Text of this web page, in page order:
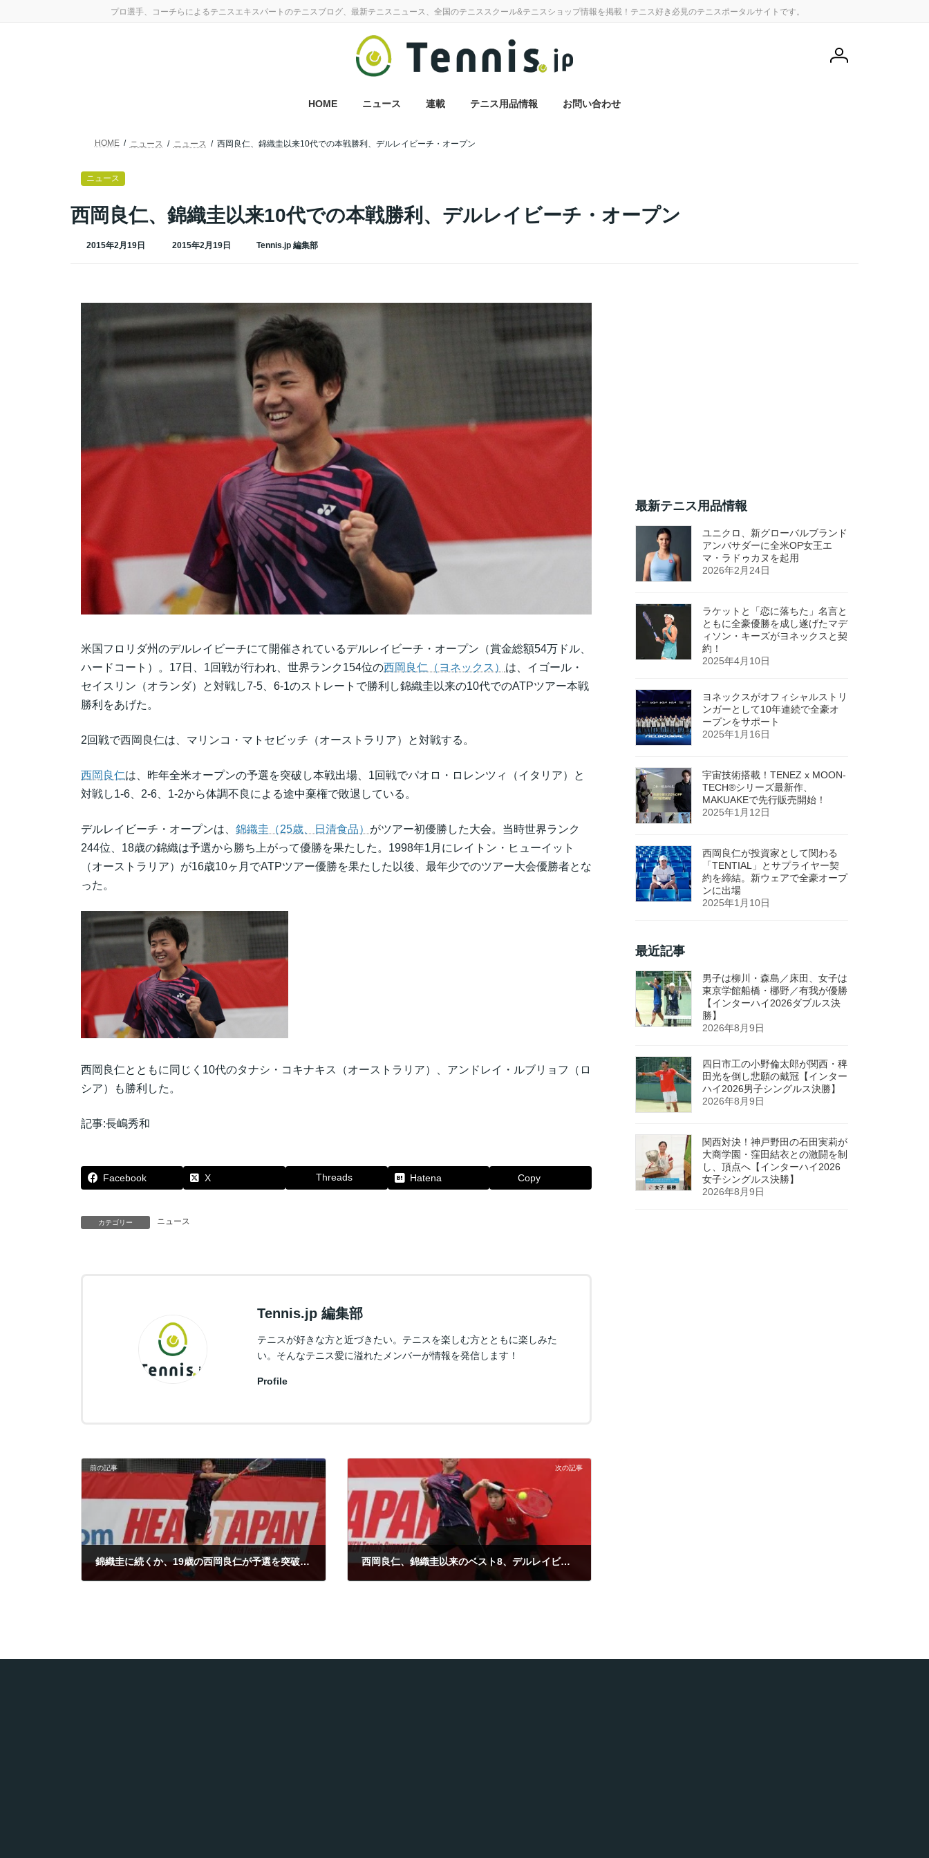
プロ選手、コーチらによるテニスエキスパートのテニスブログ、最新テニスニュース、全国のテニススクール&テニスショップ情報を掲載！テニス好き必見のテニスポータルサイトです。
会
HOME ニュース 連載 テニス用品情報 お問い合わせ
ニュース
西岡良仁、錦織圭以来10代での本戦勝利、デルレイビーチ・オープン
2015年2月19日
最
2015年2月19日 Tennis.jp 編集部
HOME ニュース ニュース 西岡良仁、錦織圭以来10代での本戦勝利、デルレイビーチ・オープン
米国フロリダ州のデルレイビーチにて開催されているデルレイビーチ・オープン（賞金総額54万ドル、
ハードコート）。17日、1回戦が行われ、世界ランク154位の西岡良仁（ヨネックス） は、イゴール・
セイスリン（オランダ）と対戦し7-5、6-1のストレートで勝利し錦織圭以来の10代でのATPツアー本戦
勝利をあげた。
2回戦で西岡良仁は、マリンコ・マトセビッチ（オーストラリア）と対戦する。
西岡良仁は、昨年全米オープンの予選を突破し本戦出場、1回戦でパオロ・ロレンツィ（イタリア）と
対戦し1-6、2-6、1-2から体調不良による途中棄権で敗退している。
デルレイビーチ・オープンは、 錦織圭（25歳、日清食品） がツアー初優勝した大会。当時世界ランク
244位、18歳の錦織は予選から勝ち上がって優勝を果たした。1998年1月にレイトン・ヒューイット
（オーストラリア）が16歳10ヶ月でATPツアー優勝を果たした以後、最年少でのツアー大会優勝者とな
った。
西岡良仁とともに同じく10代のタナシ・コキナキス（オーストラリア）、アンドレイ・ルブリョフ（ロ
シア）も勝利した。
記事:長嶋秀和
Facebook X Threads Hatena Copy
カテゴリー ニュース
Tennis.jp 編集部
テニスが好きな方と近づきたい。テニスを楽しむ方とともに楽しみた
い。そんなテニス愛に溢れたメンバーが情報を発信します！
Profile
前の記事
錦織圭に続くか、19歳の西岡良仁が予選を突破し本戦出場、デルレイビーチ・オープン
次の記事
西岡良仁、錦織圭以来のベスト8、デルレイビーチ・オープン
最新テニス用品情報
ユニクロ、新グローバルブランド
アンバサダーに全米OP女王エ
マ・ラドゥカヌを起用
2026年2月24日
ラケットと「恋に落ちた」名言と
ともに全豪優勝を成し遂げたマデ
ィソン・キーズがヨネックスと契
約！
2025年4月10日
ヨネックスがオフィシャルストリ
ンガーとして10年連続で全豪オ
ープンをサポート
2025年1月16日
宇宙技術搭載！TENEZ x MOON-
TECH®シリーズ最新作、
MAKUAKEで先行販売開始！
2025年1月12日
西岡良仁が投資家として関わる
「TENTIAL」とサプライヤー契
約を締結。新ウェアで全豪オープ
ンに出場
2025年1月10日
最近記事
男子は柳川・森島／床田、女子は
東京学館船橋・梛野／有我が優勝
【インターハイ2026ダブルス決
勝】
2026年8月9日
四日市工の小野倫太郎が関西・稗
田光を倒し悲願の戴冠【インター
ハイ2026男子シングルス決勝】
2026年8月9日
関西対決！神戸野田の石田実莉が
大商学園・窪田結衣との激闘を制
し、頂点へ【インターハイ2026
女子シングルス決勝】
2026年8月9日